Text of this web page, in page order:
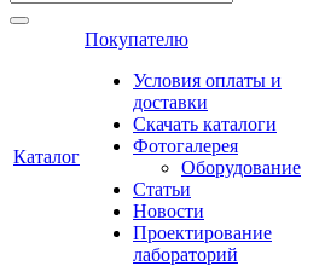
Каталог
Покупателю
Условия оплаты и
доставки
Скачать каталоги
Фотогалерея
Оборудование
Статьи
Новости
Проектирование
лабораторий